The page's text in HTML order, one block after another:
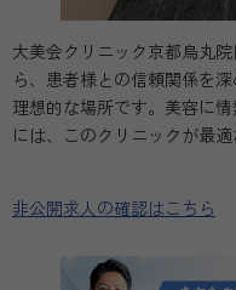
大美会クリニック京都烏丸
ら、患者様との信頼関係を
理想的な場所です。美容に
には、このクリニックが最
非公開求人の確認はこちら